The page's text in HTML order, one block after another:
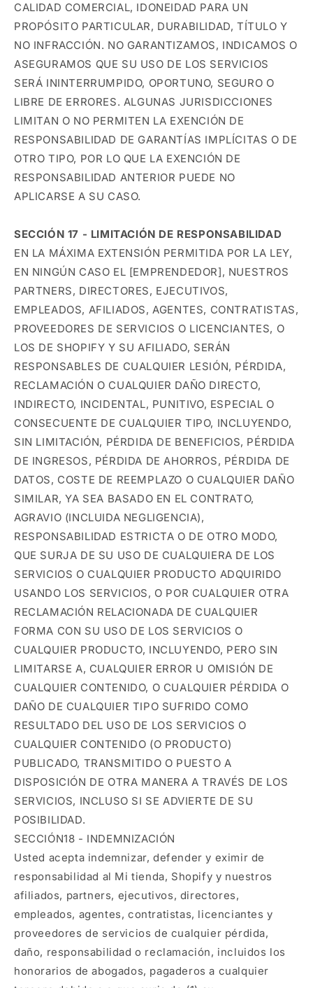
CALIDAD COMERCIAL, IDONEIDAD PARA UN
PROPÓSITO PARTICULAR, DURABILIDAD, TÍTULO Y
NO INFRACCIÓN. NO GARANTIZAMOS, INDICAMOS O
ASEGURAMOS QUE SU USO DE LOS SERVICIOS
SERÁ ININTERRUMPIDO, OPORTUNO, SEGURO O
LIBRE DE ERRORES. ALGUNAS JURISDICCIONES
LIMITAN O NO PERMITEN LA EXENCIÓN DE
RESPONSABILIDAD DE GARANTÍAS IMPLÍCITAS O DE
OTRO TIPO, POR LO QUE LA EXENCIÓN DE
RESPONSABILIDAD ANTERIOR PUEDE NO
APLICARSE A SU CASO.
SECCIÓN 17 - LIMITACIÓN DE RESPONSABILIDAD
EN LA MÁXIMA EXTENSIÓN PERMITIDA POR LA LEY,
EN NINGÚN CASO EL [EMPRENDEDOR], NUESTROS
PARTNERS, DIRECTORES, EJECUTIVOS,
EMPLEADOS, AFILIADOS, AGENTES, CONTRATISTAS,
PROVEEDORES DE SERVICIOS O LICENCIANTES, O
LOS DE SHOPIFY Y SU AFILIADO, SERÁN
RESPONSABLES DE CUALQUIER LESIÓN, PÉRDIDA,
RECLAMACIÓN O CUALQUIER DAÑO DIRECTO,
INDIRECTO, INCIDENTAL, PUNITIVO, ESPECIAL O
CONSECUENTE DE CUALQUIER TIPO, INCLUYENDO,
SIN LIMITACIÓN, PÉRDIDA DE BENEFICIOS, PÉRDIDA
DE INGRESOS, PÉRDIDA DE AHORROS, PÉRDIDA DE
DATOS, COSTE DE REEMPLAZO O CUALQUIER DAÑO
SIMILAR, YA SEA BASADO EN EL CONTRATO,
AGRAVIO (INCLUIDA NEGLIGENCIA),
RESPONSABILIDAD ESTRICTA O DE OTRO MODO,
QUE SURJA DE SU USO DE CUALQUIERA DE LOS
SERVICIOS O CUALQUIER PRODUCTO ADQUIRIDO
USANDO LOS SERVICIOS, O POR CUALQUIER OTRA
RECLAMACIÓN RELACIONADA DE CUALQUIER
FORMA CON SU USO DE LOS SERVICIOS O
CUALQUIER PRODUCTO, INCLUYENDO, PERO SIN
LIMITARSE A, CUALQUIER ERROR U OMISIÓN DE
CUALQUIER CONTENIDO, O CUALQUIER PÉRDIDA O
DAÑO DE CUALQUIER TIPO SUFRIDO COMO
RESULTADO DEL USO DE LOS SERVICIOS O
CUALQUIER CONTENIDO (O PRODUCTO)
PUBLICADO, TRANSMITIDO O PUESTO A
DISPOSICIÓN DE OTRA MANERA A TRAVÉS DE LOS
SERVICIOS, INCLUSO SI SE ADVIERTE DE SU
POSIBILIDAD.
SECCIÓN18 - INDEMNIZACIÓN
Usted acepta indemnizar, defender y eximir de
responsabilidad al Mi tienda, Shopify y nuestros
afiliados, partners, ejecutivos, directores,
empleados, agentes, contratistas, licenciantes y
proveedores de servicios de cualquier pérdida,
daño, responsabilidad o reclamación, incluidos los
honorarios de abogados, pagaderos a cualquier